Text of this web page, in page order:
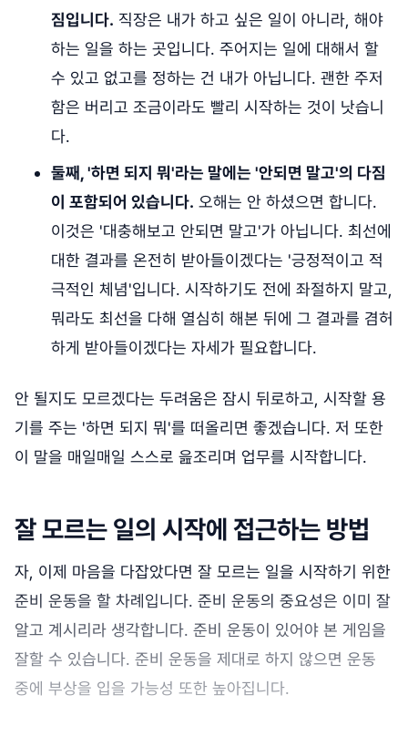
짐입니다. 직장은 내가 하고 싶은 일이 아니라, 해야
하는 일을 하는 곳입니다. 주어지는 일에 대해서 할
수 있고 없고를 정하는 건 내가 아닙니다. 괜한 주저
함은 버리고 조금이라도 빨리 시작하는 것이 낫습니
다.
둘째, '하면 되지 뭐'라는 말에는 '안되면 말고'의 다짐
이 포함되어 있습니다. 오해는 안 하셨으면 합니다.
이것은 '대충해보고 안되면 말고'가 아닙니다. 최선에
대한 결과를 온전히 받아들이겠다는 '긍정적이고 적
극적인 체념'입니다. 시작하기도 전에 좌절하지 말고,
뭐라도 최선을 다해 열심히 해본 뒤에 그 결과를 겸허
하게 받아들이겠다는 자세가 필요합니다.
안 될지도 모르겠다는 두려움은 잠시 뒤로하고, 시작할 용
기를 주는 '하면 되지 뭐'를 떠올리면 좋겠습니다. 저 또한
이 말을 매일매일 스스로 읊조리며 업무를 시작합니다.
잘 모르는 일의 시작에 접근하는 방법
자, 이제 마음을 다잡았다면 잘 모르는 일을 시작하기 위한
준비 운동을 할 차례입니다. 준비 운동의 중요성은 이미 잘
알고 계시리라 생각합니다. 준비 운동이 있어야 본 게임을
잘할 수 있습니다. 준비 운동을 제대로 하지 않으면 운동
중에 부상을 입을 가능성 또한 높아집니다.